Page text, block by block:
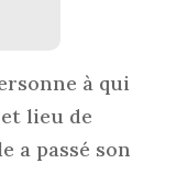
à qui
lieu de
a passé son